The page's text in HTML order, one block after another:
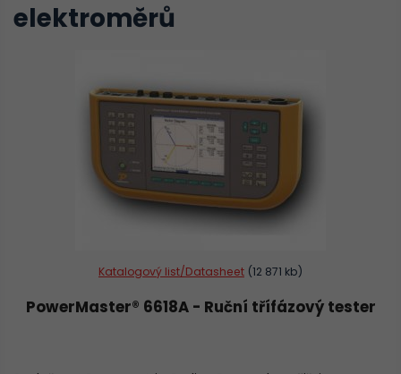
elektroměrů
PowerMaster® 6618A - Ruční třífázový tester
Katalogový list/Datasheet (12 871 kb)